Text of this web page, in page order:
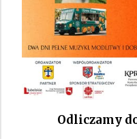
Odliczamy